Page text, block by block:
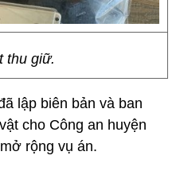
thu giữ.
lập biên bản và ban
cho Công an huyện
rộng vụ án.